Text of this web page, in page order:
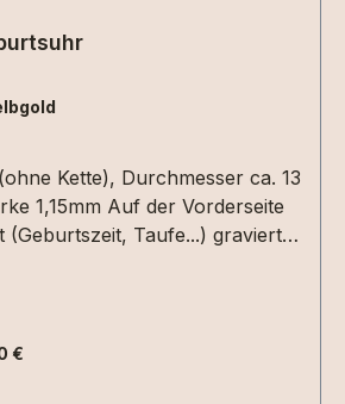
Kette), Durchmesser ca. 13
1,15mm Auf der Vorderseite
(Geburtszeit, Taufe...) graviert
€